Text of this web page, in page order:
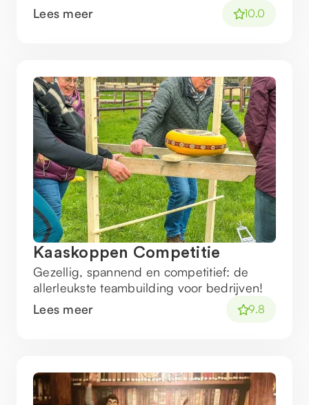
Lees meer
10.0
Kaaskoppen Competitie
Gezellig, spannend en competitief: de
allerleukste teambuilding voor bedrijven!
Lees meer
9.8